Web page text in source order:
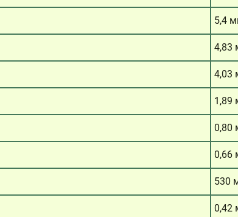
5,4
4,83
4,03
1,89
0,80
0,66
530
0,42